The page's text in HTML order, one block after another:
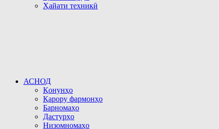
Ҳайати техникӣ
АСНОД
Қонунҳо
Қарору фармонҳо
Барномаҳо
Дастурҳо
Низомномаҳо